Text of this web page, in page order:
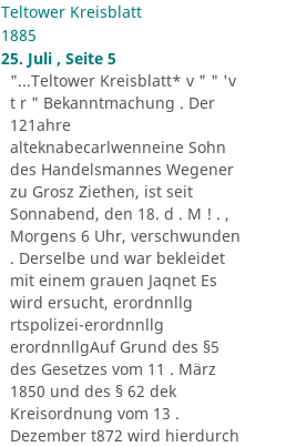
Teltower Kreisblatt
1885
25. Juli , Seite 5
"...Teltower Kreisblatt* v " " 'v
t r " Bekanntmachung . Der
121ahre
alteknabecarlwenneine Sohn
des Handelsmannes Wegener
zu Grosz Ziethen, ist seit
Sonnabend, den 18. d . M ! . ,
Morgens 6 Uhr, verschwunden
. Derselbe und war bekleidet
mit einem grauen Jaqnet Es
wird ersucht, erordnnllg
rtspolizei-erordnnllg
erordnnllgAuf Grund des §5
des Gesetzes vom 11 . März
1850 und des § 62 dek
Kreisordnung vom 13 .
Dezember t872 wird hierdurch